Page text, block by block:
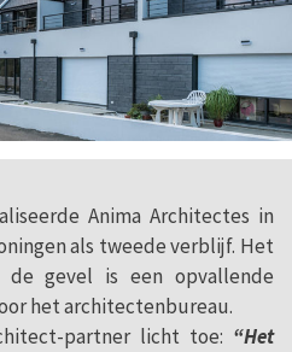
Anima Architectes in
als tweede verblijf. Het
gevel is een opvallende
het architectenbureau.
partner licht toe: “Het